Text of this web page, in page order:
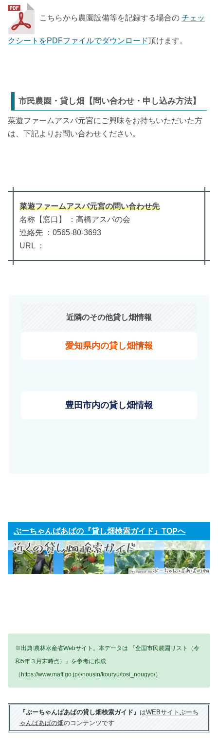
こちらから農園設備等を記録する場合の チェッ
クシートをPDFファイルでダウンロード頂けます。
市民農園・貸し畑【問い合わせ・申し込み方法】
菜遊ファームアスパ元宮にご興味をお持ちいただいた方
は、下記よりお問い合わせください。
菜遊ファームアスパ元宮の問い合わせ先
名称【窓口】 ：高橋アスパの会
連絡先 ：0565-80-3693
URL ：
近隣のその他貸し畑情報
愛知県内の貸し畑情報
豊田市内の貸し畑情報
ぶーちゃんばあばの『貸し畑検索ガイド』TOPへ
※出典:農林水産省Webサイト。本データは 『全国市民農園リスト（令
和5年３月末時点）』を参考に作成
（https://www.maff.go.jp/j/nousin/kouryu/tosi_nougyo/）
『ぶーちゃんばあばの貸し畑検索ガイド』 はWEBサイトぶーち
ゃんばあばの畑のコンテンツです